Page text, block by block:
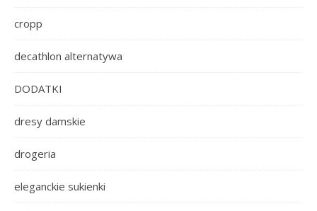
cropp
decathlon alternatywa
DODATKI
dresy damskie
drogeria
eleganckie sukienki